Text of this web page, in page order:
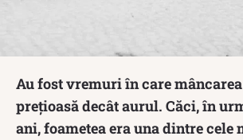
Au fost vremuri în care
preţioasă decât aurul. Căci, în
ani, foametea era una dintre cele